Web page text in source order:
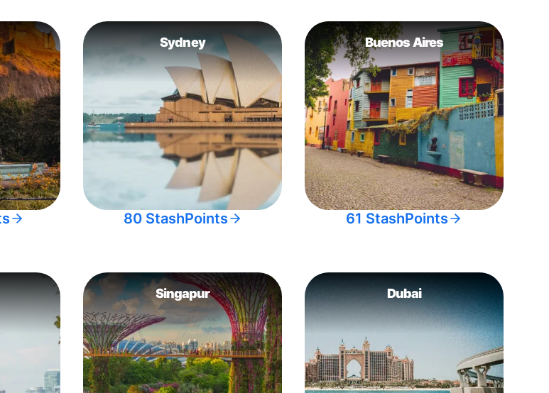
Sydney
80 StashPoints
Buenos Aires
61 StashPoints
Singapur Dubai